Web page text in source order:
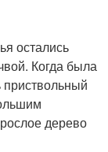
остались
Когда была
дерево